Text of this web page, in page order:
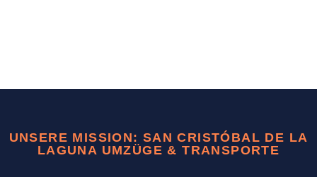
UNSERE MISSION: SAN CRISTÓBAL DE LA
LAGUNA UMZÜGE & TRANSPORTE